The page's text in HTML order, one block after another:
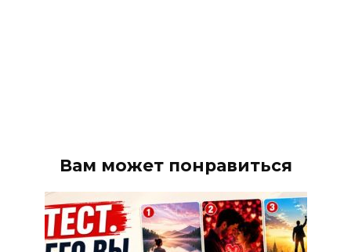
Вам может понравиться